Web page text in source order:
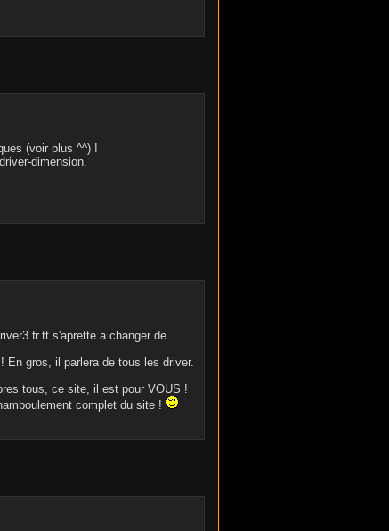
(voir plus ^^) !
dimension.
s'aprette a changer de
En gros, il parlera de tous les driver.
tous, ce site, il est pour VOUS !
complet du site !